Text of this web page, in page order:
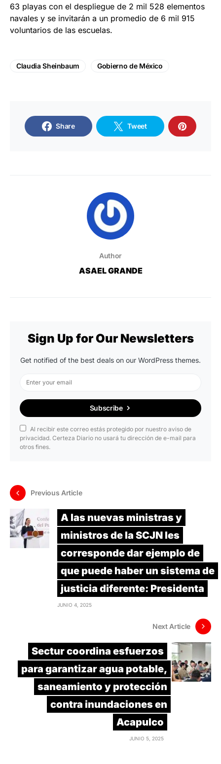
63 playas con el despliegue de 2 mil 528 elementos
navales y se invitarán a un promedio de 6 mil 915
voluntarios de las escuelas.
Claudia Sheinbaum Gobierno de México
Share Tweet
Author
ASAEL GRANDE
Sign Up for Our Newsletters
Get notified of the best deals on our WordPress themes.
Subscribe
Al recibir este correo estás protegido por nuestro aviso de
privacidad. Certeza Diario no usará tu dirección de e-mail para
otros fines.
Previous Article
A las nuevas ministras y
ministros de la SCJN les
corresponde dar ejemplo de
que puede haber un sistema de
justicia diferente: Presidenta
JUNIO 4, 2025
Next Article
Sectur coordina esfuerzos
para garantizar agua potable,
saneamiento y protección
contra inundaciones en
Acapulco
JUNIO 5, 2025